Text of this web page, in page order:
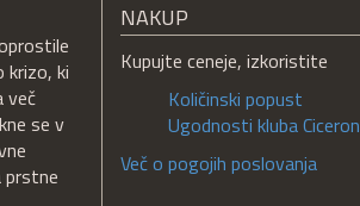
krizo, ki
več
se v
prstne
NAKUP
Kupujte ceneje, izkoristite
Količinski popust
Ugodnosti kluba Ciceron
Več o pogojih poslovanja